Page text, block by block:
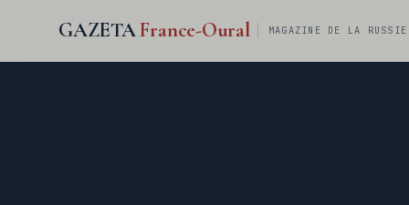
GAZETAFrance-Oural MAGAZINE DE LA